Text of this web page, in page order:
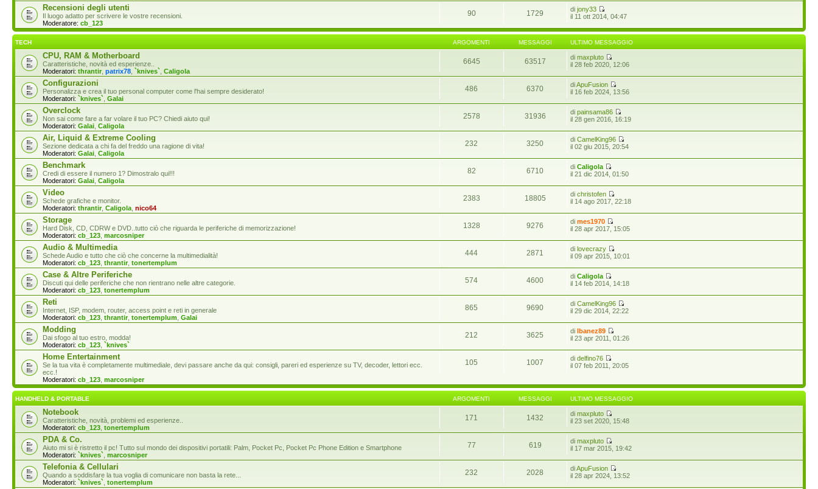
Recensioni degli utenti
Il luogo adatto per scrivere le vostre recensioni.
Moderatore: cb_123
90 1729 dijony33
il 11 ott 2014, 04:47
TECH ARGOMENTI MESSAGGI ULTIMO MESSAGGIO
CPU, RAM & Motherboard
Caratteristiche, novità ed esperienze..
Moderatori: thrantir patrix78 `knives` Caligola
6645 63517 dimaxpluto
il 28 feb 2020, 12:06
Configurazioni
Personalizza e crea il tuo personal computer come l'hai sempre desiderato!
Moderatori: `knives` Galai
486 6370 diApuFusion
il 16 feb 2024, 13:56
Overclock
Non sai come fare a far volare il tuo PC? Chiedi aiuto qui!
Moderatori: Galai Caligola
2578 31936 dipainsama86
il 28 gen 2016, 16:19
Air, Liquid & Extreme Cooling
Sezione dedicata a chi fa del freddo una ragione di vita!
Moderatori: Galai Caligola
232 3250 diCamelKing96
il 02 giu 2015, 20:54
Benchmark
Credi di essere il numero 1? Dimostralo qui!!!
Moderatori: Galai Caligola
82 6710 diCaligola
il 21 dic 2014, 01:50
Video
Schede grafiche e monitor.
Moderatori: thrantir, Caligola nico64
2383 18805 dichristofen
il 14 ago 2017, 22:18
Storage
Hard Disk, CD, CDRW e DVD..tutto ciò che riguarda le periferiche di memorizzazione!
Moderatori: cb_123 marcosniper
1328 9276 dimes1970
il 28 apr 2017, 15:05
Audio & Multimedia
Schede Audio e tutto che ciò che concerne la multimedialità!
Moderatori: cb_123 thrantir, tonertemplum
444 2871 dilovecrazy
il 09 apr 2015, 10:01
Case & Altre Periferiche
Discuti qui delle periferiche che non rientrano nelle altre categorie.
Moderatori: cb_123 tonertemplum
574 4600 diCaligola
il 14 feb 2014, 14:18
Reti
Internet, ISP, modem, router, access point e reti in generale
Moderatori: cb_123 thrantir, tonertemplum Galai
865 9690 diCamelKing96
il 29 dic 2014, 22:22
Modding
Dai sfogo al tuo estro, modda!
Moderatori: cb_123 `knives`
212 3625 diIbanez89
il 23 apr 2011, 01:26
Home Entertainment
Se la tua vita è completamente multimediale, devi passare anche da qui: consigli, pareri ed esperienze su TV, decoder, lettori ecc.
ecc.!
Moderatori: cb_123 marcosniper
105 1007 didelfino76
il 07 feb 2011, 20:05
HANDHELD & PORTABLE ARGOMENTI MESSAGGI ULTIMO MESSAGGIO
Notebook
Caratteristiche, novità, problemi ed esperienze..
Moderatori: cb_123 tonertemplum
171 1432 dimaxpluto
il 23 set 2020, 15:48
PDA & Co.
Aiuto mi si è ristretto il pc! Tutto sul mondo dei dispositivi portatili: Palm, Pocket Pc, Pocket Pc Phone Edition e Smartphone
Moderatori: `knives` marcosniper
77 619 dimaxpluto
il 17 mar 2015, 19:42
Telefonia & Cellulari
Quando a soddisfare la tua voglia di comunicare non basta la rete...
Moderatori: `knives` tonertemplum
232 2028 diApuFusion
il 28 apr 2024, 13:52